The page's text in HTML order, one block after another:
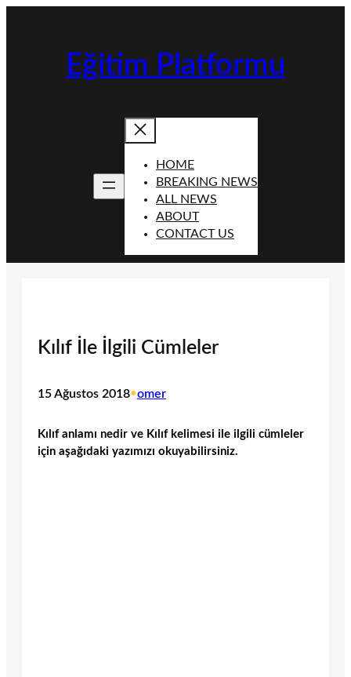
Eğitim Platformu
HOME
BREAKING NEWS
ALL NEWS
ABOUT
CONTACT US
Kılıf İle İlgili Cümleler
15 Ağustos 2018•omer
Kılıf anlamı nedir ve Kılıf kelimesi ile ilgili cümleler
için aşağıdaki yazımızı okuyabilirsiniz.